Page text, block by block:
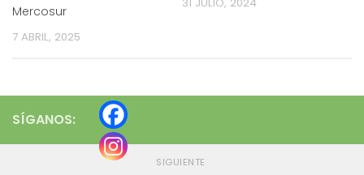
Mercosur
7 ABRIL, 2025
SÍGANOS:
SIGUIENTE